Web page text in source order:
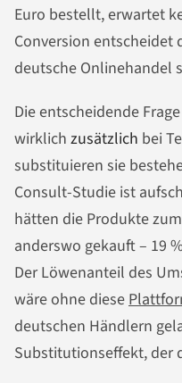
Euro bestellt, erwartet
Conversion entscheidet
deutsche Onlinehandel
Die entscheidende
wirklich zusätzlich bei
substituieren sie
Consult-Studie ist
hätten die Produkte
anderswo gekauft – 19
Der Löwenanteil des
wäre ohne diese
deutschen Händlern
Substitutionseffekt, der